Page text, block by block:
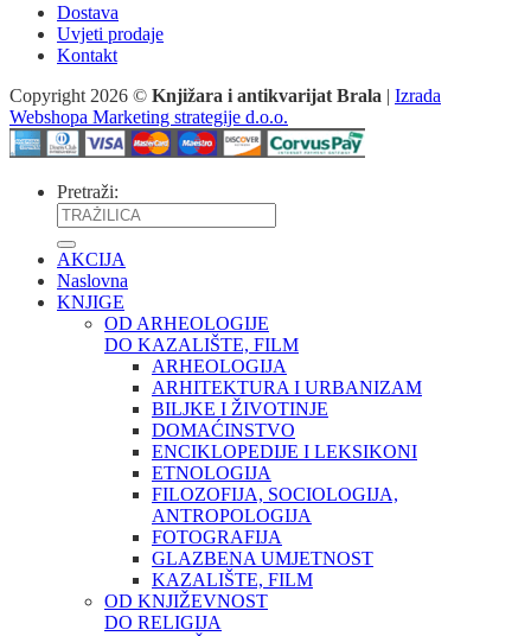
Dostava
Uvjeti prodaje
Kontakt
Copyright 2026 © Knjižara i antikvarijat Brala | Izrada
Webshopa Marketing strategije d.o.o.
Pretraži:
AKCIJA
Naslovna
KNJIGE
OD ARHEOLOGIJE
DO KAZALIŠTE, FILM
ARHEOLOGIJA
ARHITEKTURA I URBANIZAM
BILJKE I ŽIVOTINJE
DOMAĆINSTVO
ENCIKLOPEDIJE I LEKSIKONI
ETNOLOGIJA
FILOZOFIJA, SOCIOLOGIJA,
ANTROPOLOGIJA
FOTOGRAFIJA
GLAZBENA UMJETNOST
KAZALIŠTE, FILM
OD KNJIŽEVNOST
DO RELIGIJA